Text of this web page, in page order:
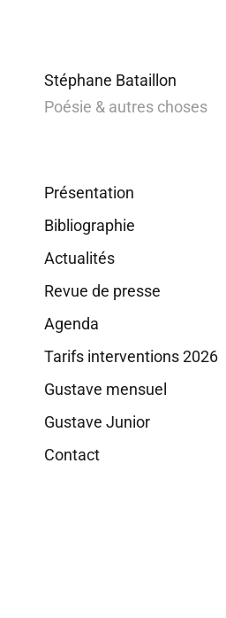
Stéphane Bataillon
Poésie & autres choses
Présentation
Bibliographie
Actualités
Revue de presse
Agenda
Tarifs interventions 2026
Gustave mensuel
Gustave Junior
Contact